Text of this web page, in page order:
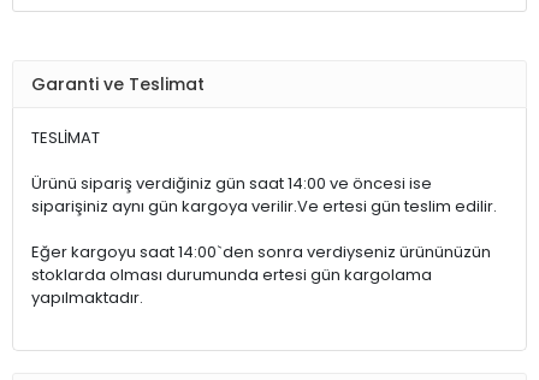
Garanti ve Teslimat
TESLİMAT
Ürünü sipariş verdiğiniz gün saat 14:00 ve öncesi ise
siparişiniz aynı gün kargoya verilir.Ve ertesi gün teslim edilir.
Eğer kargoyu saat 14:00`den sonra verdiyseniz ürününüzün
stoklarda olması durumunda ertesi gün kargolama
yapılmaktadır.